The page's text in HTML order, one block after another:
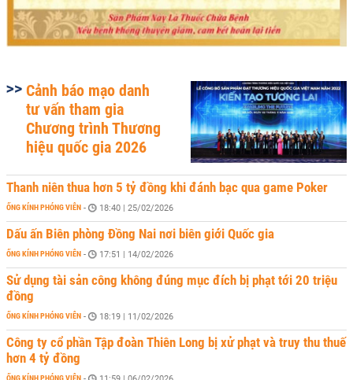
Cảnh báo mạo danh
tư vấn tham gia
Chương trình Thương
hiệu quốc gia 2026
Thanh niên thua hơn 5 tỷ đồng khi đánh bạc qua game Poker
ỐNG KÍNH PHÓNG VIÊN - 18:40 | 25/02/2026
Dấu ấn Biên phòng Đồng Nai nơi biên giới Quốc gia
ỐNG KÍNH PHÓNG VIÊN - 17:51 | 14/02/2026
Sử dụng tài sản công không đúng mục đích bị phạt tới 20 triệu
đồng
ỐNG KÍNH PHÓNG VIÊN - 18:19 | 11/02/2026
Công ty cổ phần Tập đoàn Thiên Long bị xử phạt và truy thu thuế
hơn 4 tỷ đồng